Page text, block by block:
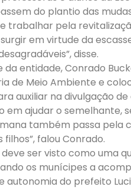
do plantio das
trabalhar pela
em virtude da
disse.
da entidade, Conrado
de Meio Ambiente e
auxiliar na divulgação
em ajudar o semelhante,
também passa pela
falou Conrado.
ser visto como uma
os munícipes a
autonomia do prefeito